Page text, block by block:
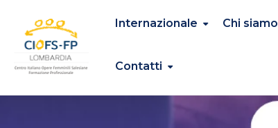
Internazionale Chi siamo
Contatti